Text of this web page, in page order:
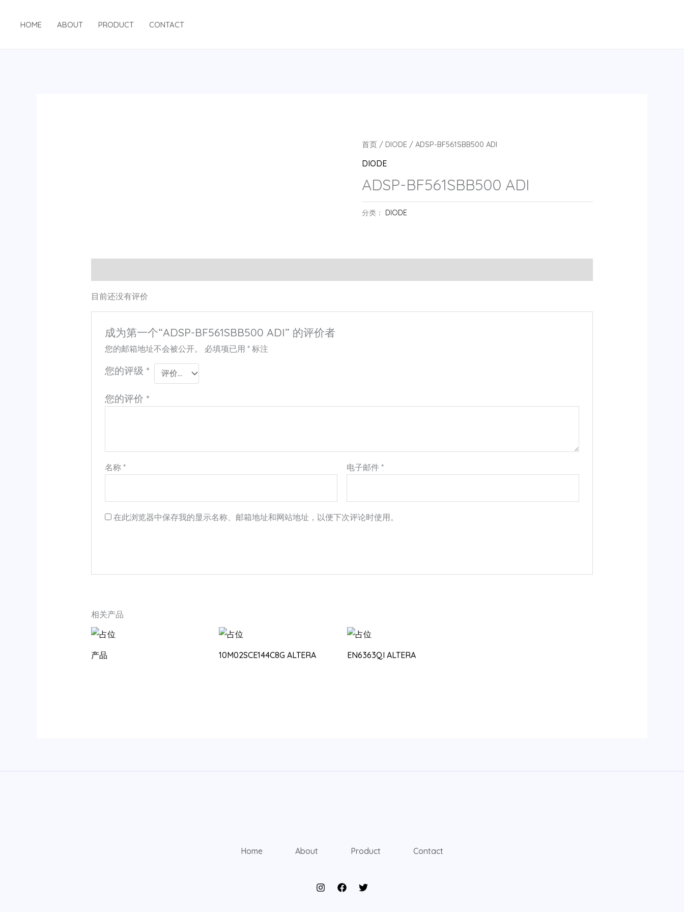
HOME ABOUT PRODUCT CONTACT
首页 /DIODE / ADSP-BF561SBB500 ADI
DIODE
ADSP-BF561SBB500 ADI
分类： DIODE
目前还没有评价
成为第一个“ADSP-BF561SBB500 ADI” 的评价者
您的邮箱地址不会被公开。 必填项已用* 标注
您的评级 *
您的评价 *
名称* 电子邮件*
在此浏览器中保存我的显示名称、邮箱地址和网站地址，以便下次评论时使用。
相关产品
产品 10M02SCE144C8G ALTERA EN6363QI ALTERA
Home About Product Contact